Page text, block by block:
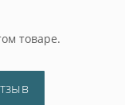
товаре.